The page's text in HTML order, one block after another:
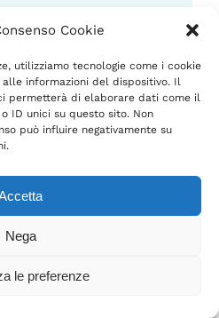
Cookie
utilizziamo tecnologie come i cookie
informazioni del dispositivo. Il
permetterà di elaborare dati come il
ID unici su questo sito. Non
può influire negativamente su
Nega
le preferenze